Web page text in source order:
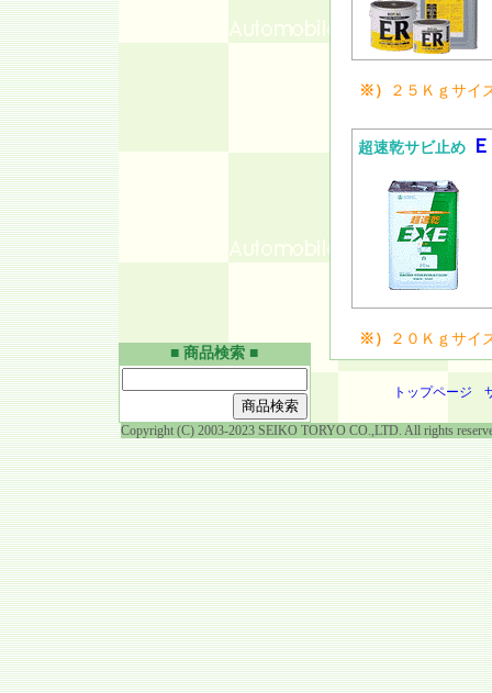
※） ２５Ｋｇサイ
超速乾サビ止めＥ
※） ２０Ｋｇサイ
トップページ
■ 商品検索 ■
Copyright (C) 2003-2023 SEIKO TORYO CO.,LTD. All rights